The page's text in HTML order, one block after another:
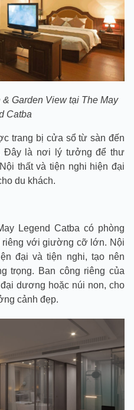
Garden View tại The May
Catba
trang bị cửa sổ từ sàn đến
Đây là nơi lý tưởng để thư
thất và tiện nghi hiện đại
du khách.
Legend Catba có phòng
riêng với giường cỡ lớn. Nội
đại và tiện nghi, tạo nên
trọng. Ban công riêng của
dương hoặc núi non, cho
cảnh đẹp.